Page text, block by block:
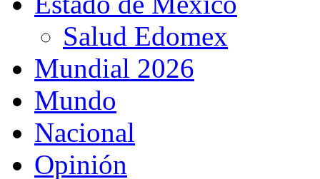
Salud Edomex
Mundial 2026
Mundo
Nacional
Opinión